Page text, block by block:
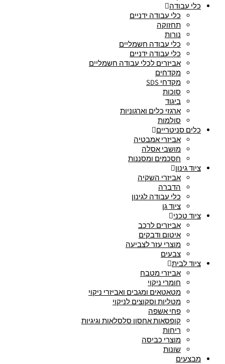
כלי עבודה
כלי עבודה ידניים
תחזוקה
נורות
כלי עבודה חשמליים
כלי עבודה ידניים
אביזרים לכלי עבודה חשמליים
מקדחים
מקדחי SDS
סוכות
ביגוד
ארגזי כלים וארגוניות
סולמות
כלים סניטריים
אביזרי אמבטיה
מושבי אסלה
חסכמים ומסננות
ציוד גינון
אביזרי השקיה
הדברה
כלי עבודה לגינון
ציוד גן
ציוד טכני
אביזרים לרכב
איטום ודבקים
מוצרי עזר לצביעה
צבעים
ציוד לבית
אביזרי מטבח
חומרי ניקוי
מטאטאים ומגבים ואביזרי ניקוי
מטליות וסקוצים לניקוי
פחי אשפה
קופסאות אחסון סלסלאות וגיגיות
ריחות
מוצרי כביסה
שונות
מבצעים